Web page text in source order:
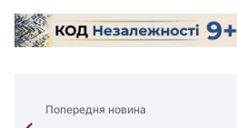
Попередня новина